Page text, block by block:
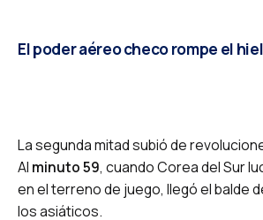
El poder aéreo checo rompe el
La segunda mitad subió de
Al minuto 59, cuando Corea del Sur
en el terreno de juego, llegó el balde
los asiáticos.